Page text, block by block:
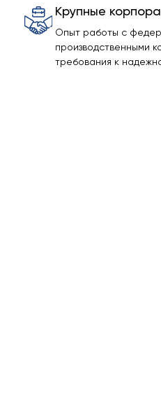
Крупные
Опыт работы с
производственными
требования к